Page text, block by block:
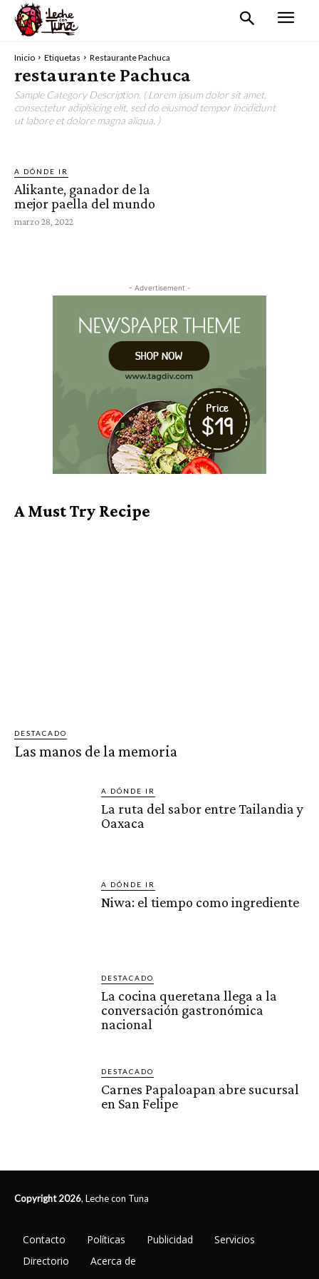
Inicio Etiquetas Restaurante Pachuca
restaurante Pachuca
Sample Category Description. ( Lorem ipsum dolor sit amet,
consectetur adipisicing elit, sed do eiusmod tempor incididunt
ut labore et dolore magna aliqua. )
A DÓNDE IR
Alikante, ganador de la
mejor paella del mundo
marzo 28, 2022
- Advertisement -
A Must Try Recipe
DESTACADO
Las manos de la memoria
A DÓNDE IR
La ruta del sabor entre Tailandia y
Oaxaca
A DÓNDE IR
Niwa: el tiempo como ingrediente
DESTACADO
La cocina queretana llega a la
conversación gastronómica
nacional
DESTACADO
Carnes Papaloapan abre sucursal
en San Felipe
Copyright 2026, Leche con Tuna
Contacto Políticas Publicidad
Servicios
Directorio
Acerca de